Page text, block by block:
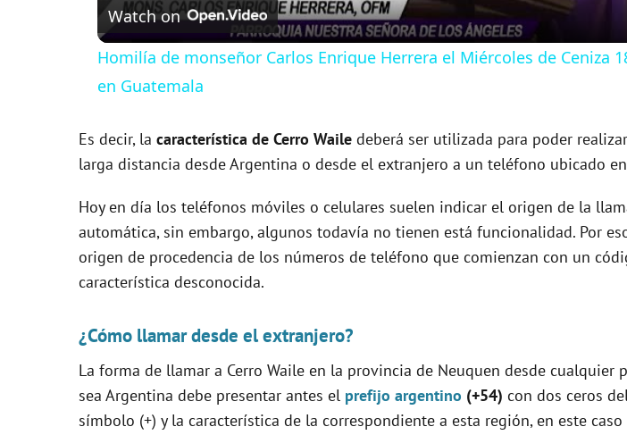
y
i
d
e
Watch on
Homilía de monseñor Carlos Enrique Herrera el Miércoles de Ceniza
en Guatemala
Es decir, la característica de Cerro Waile deberá ser utilizada para poder
larga distancia desde Argentina o desde el extranjero a un teléfono ubicado
Hoy en día los teléfonos móviles o celulares suelen indicar el origen de la
automática, sin embargo, algunos todavía no tienen está funcionalidad. Por
origen de procedencia de los números de teléfono que comienzan con un
característica desconocida.
¿Cómo llamar desde el extranjero?
La forma de llamar a Cerro Waile en la provincia de Neuquen desde cualquier
sea Argentina debe presentar antes el prefijo argentino (+54) con dos ceros
símbolo (+) y la característica de la correspondiente a esta región, en este caso